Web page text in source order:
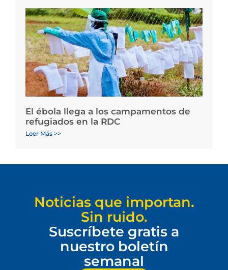
El ébola llega a los campamentos de
refugiados en la RDC
Leer Más >>
Noticias que importan.
Sin ruido.
Suscríbete gratis a
nuestro boletín
semanal